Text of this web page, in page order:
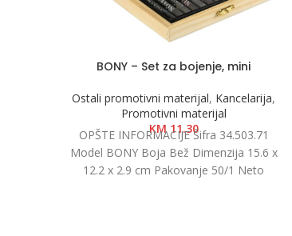
BONY – Set za bojenje, mini
Ostali promotivni materijal, Kancelarija,
Promotivni materijal
KM11.30
OPŠTE INFORMACIJE Šifra 34.503.71
Model BONY Boja Bež Dimenzija 15.6 x
12.2 x 2.9 cm Pakovanje 50/1 Neto